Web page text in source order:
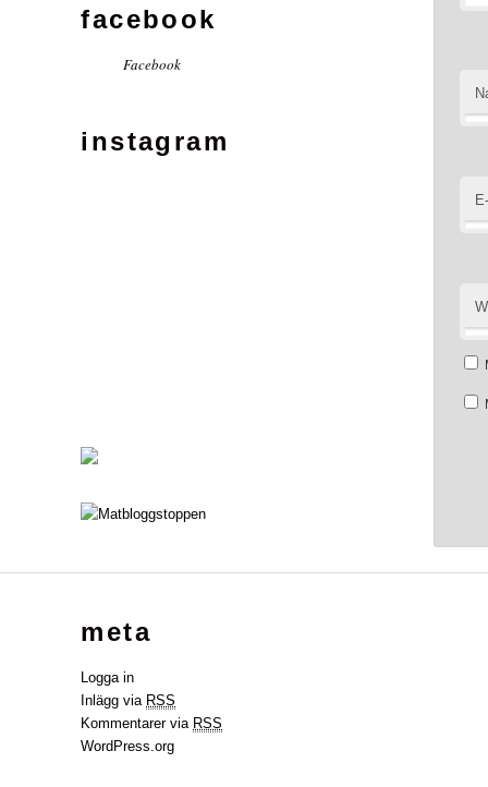
facebook
Facebook
instagram
meta
Logga in
Inlägg via RSS
Kommentarer via RSS
WordPress.org